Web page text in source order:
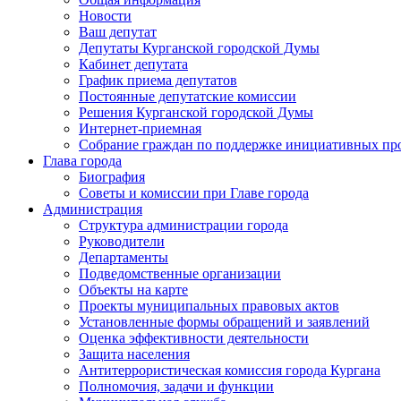
Новости
Ваш депутат
Депутаты Курганской городской Думы
Кабинет депутата
График приема депутатов
Постоянные депутатские комиссии
Решения Курганской городской Думы
Интернет-приемная
Собрание граждан по поддержке инициативных
Глава города
Биография
Советы и комиссии при Главе города
Администрация
Структура администрации города
Руководители
Департаменты
Подведомственные организации
Объекты на карте
Проекты муниципальных правовых актов
Установленные формы обращений и заявлений
Оценка эффективности деятельности
Защита населения
Антитеррористическая комиссия города Кургана
Полномочия, задачи и функции